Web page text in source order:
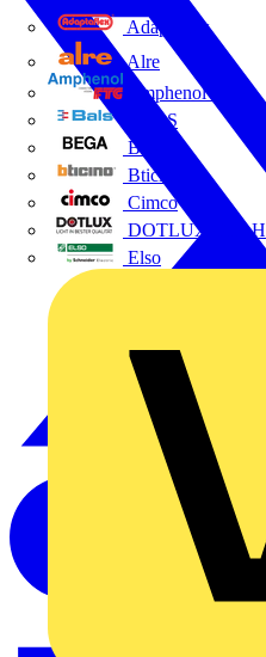
Adaptaflex
Alre
Amphenol FTG
BALS
Bega
Bticino
Cimco
DOTLUX GmbH
Elso